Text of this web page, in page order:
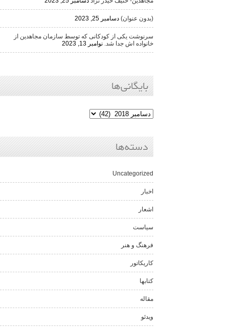
(بدون عنوان) دسامبر 25, 2023
سرنوشت یکی از کودکانی که توسط سازمان مجاهدین از
خانواده اش جدا شد. نوامبر 13, 2023
بایگانی‌ها
دسته‌ها
Uncategorized
فرهنگ و هنر
کاریکاتور